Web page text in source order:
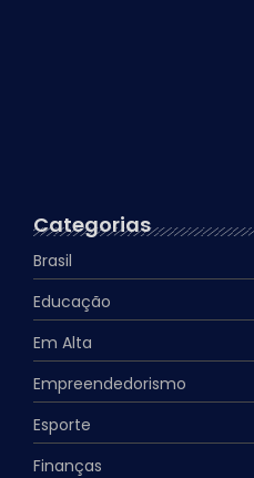
Categorias
Brasil
Educação
Em Alta
Empreendedorismo
Esporte
Finanças